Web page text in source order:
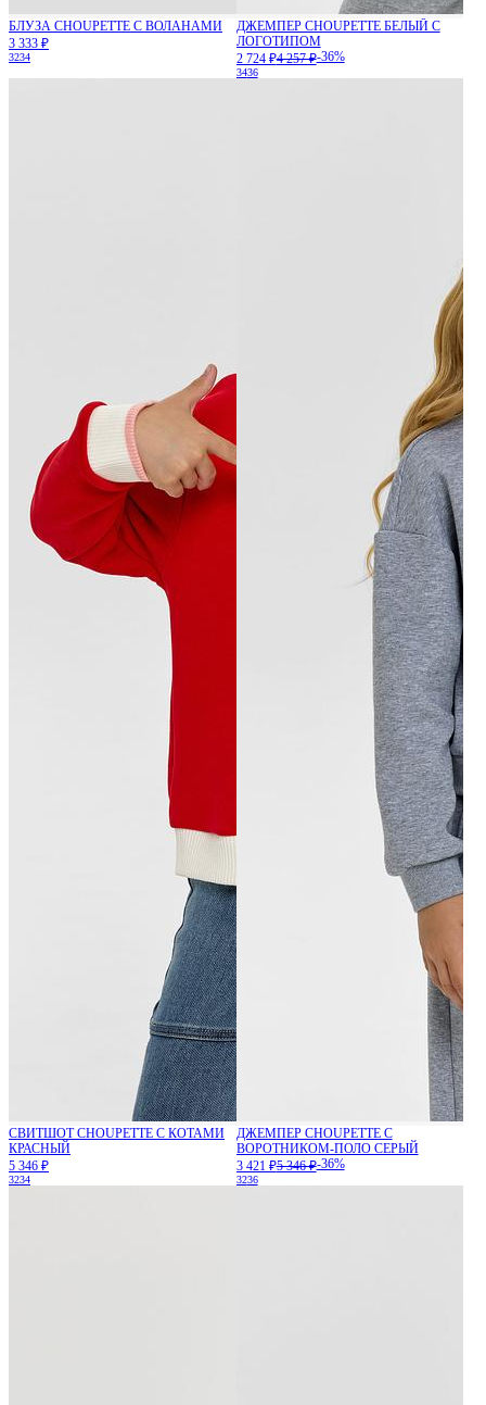
БЛУЗА CHOUPETTE С ВОЛАНАМИ
3 333 ₽
3234
ДЖЕМПЕР CHOUPETTE БЕЛЫЙ С
ЛОГОТИПОМ
2 724 ₽4 257 ₽-36%
3436
СВИТШОТ CHOUPETTE С КОТАМИ
КРАСНЫЙ
5 346 ₽
3234
ДЖЕМПЕР CHOUPETTE С
ВОРОТНИКОМ-ПОЛО СЕРЫЙ
3 421 ₽5 346 ₽-36%
3236